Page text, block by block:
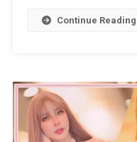
Continue Reading